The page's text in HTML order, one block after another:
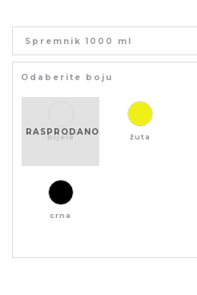
Spremnik 1000 ml
Odaberite boju
bijela
RASPRODANO žuta
crna